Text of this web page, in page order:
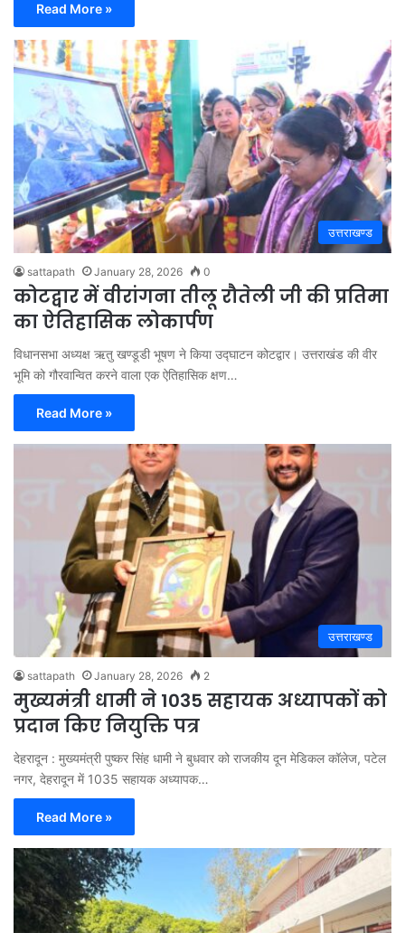
Read More »
उत्तराखण्ड
sattapath January 28, 2026 0
कोटद्वार में वीरांगना तीलू रौतेली जी की प्रतिमा
का ऐतिहासिक लोकार्पण
विधानसभा अध्यक्ष ऋतु खण्डूडी भूषण ने किया उद्घाटन कोटद्वार। उत्तराखंड की वीर
भूमि को गौरवान्वित करने वाला एक ऐतिहासिक क्षण…
Read More »
उत्तराखण्ड
sattapath January 28, 2026 2
मुख्यमंत्री धामी ने 1035 सहायक अध्यापकों को
प्रदान किए नियुक्ति पत्र
देहरादून : मुख्यमंत्री पुष्कर सिंह धामी ने बुधवार को राजकीय दून मेडिकल कॉलेज, पटेल
नगर, देहरादून में 1035 सहायक अध्यापक…
Read More »